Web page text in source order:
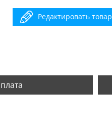
Редактировать товар